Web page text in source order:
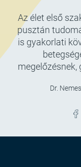
Az élet első
pusztán
is gyakorlati
Dr.